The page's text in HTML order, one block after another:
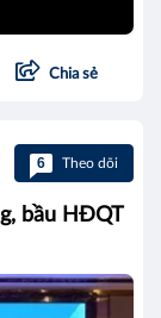
Chia sẻ
6 Theo dõi
bầu HĐQT